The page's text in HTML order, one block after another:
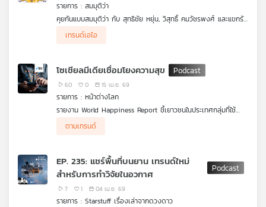
รายการ : สมมุติว่า
คุยกันแบบสมมุติว่า กับ สุทธิชัย หยุ่น, วิสุทธิ์ คมวัชรพงศ์ และแขกรับ
เชิญ "ดร.วิทย์ สิทธิเวคิน" และ "วีณารัตน์ เลาหภคกุล" คุยเรื่อง
สมมุติว่า เมื่อความก้าวหน้าของ AI กำลังกลายเป็นเทรนด์เศรษฐกิจ
AI ฟรี จะเกิดอะไรขึ้น หากคนไทยรวยด้วย AI ไทยจะเปลี่ยนโฉมไป
อย่างไร ? ฟังในรายการ สมมุติว่า ในรูปแบบ Podcast
เทรนด์เอไอ
โซเชียลมีเดียเชื่อมโยงความสุข
60 0 15 เม.ย. 69
รายการ : หน้าต่างโลก
รายงาน World Happiness Report ชี้เยาวชนในประเทศกลุ่มที่ใช้
ภาษาอังกฤษเป็นหลักอย่าง เช่น สหรัฐอเมริกา แคนาดาและอังกฤษมี
สุขภาวะลดลง ปัจจัยหนึ่งอาจมาจากการใช้งานโซเชียลมีเดียมากเกิน
ตามเทรนด์
EP. 235: แชร์พื้นที่บนยาน เทรนด์ใหม่
สำหรับการทำวิจัยในอวกาศ
7 1 04 เม.ย. 69
รายการ : Starstuff เรื่องเล่าจากดวงดาว